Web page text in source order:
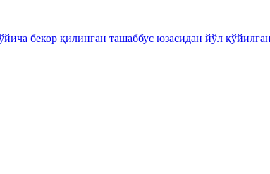
бекор қилинган ташаббус юзасидан йўл